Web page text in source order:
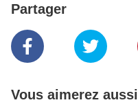
Partager
Vous aimerez aussi